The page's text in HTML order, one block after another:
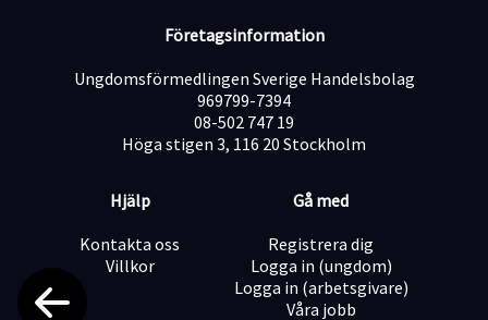
Du får en viktig och relevant merit inför framtida
Du skapar personliga relationer och kan få vänner för
Du får en enorm personlig utveckling
Arbetsuppgifterna kan variera utifrån behov från
Sedvana arbetsuppgifter kan vara:
Hämta från förskola/skola
Företagsinformation
Ungdomsförmedlingen Sverige Handelsbolag
969799-7394
08-502 747 19
Höga stigen 3, 116 20 Stockholm
Hjälp
Kontakta oss
Villkor
Gå med
Registrera dig
Logga in (ungdom)
Logga in (arbetsgivare)
Våra jobb